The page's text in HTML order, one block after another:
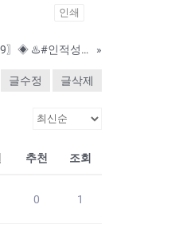
인쇄
♨️대학합격증위조♨️..톡상담: dk349 텔레: +8210-8056-7909〗◈ ♨️#인적성검사성적표위조 #의사면허증위조 #대학합격증위조 ♨️ ♨️수정업체-제작업체-위조업체-대리시험♨️ ▣ 고객님께 철통 »
글수정 글삭제
추천 조회
0 1